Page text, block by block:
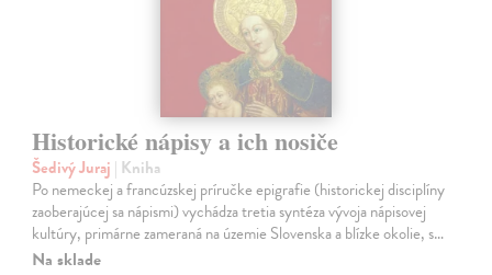
Historické nápisy a ich nosiče
Šedivý Juraj | Kniha
Po nemeckej a francúzskej príručke epigrafie (historickej disciplíny
zaoberajúcej sa nápismi) vychádza tretia syntéza vývoja nápisovej
kultúry, primárne zameraná na územie Slovenska a blízke okolie, s…
Na sklade